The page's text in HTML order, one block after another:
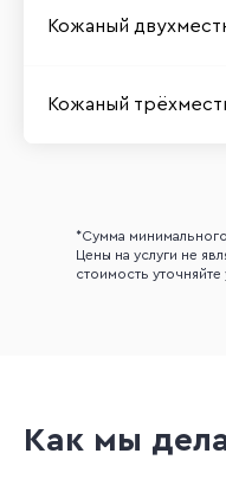
Кожаный
Кожаный
*Сумма
Цены на услуги не
стоимость
Как мы